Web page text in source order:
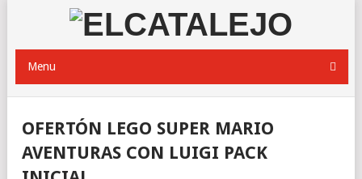
Menu
OFERTÓN LEGO SUPER MARIO
AVENTURAS CON LUIGI PACK